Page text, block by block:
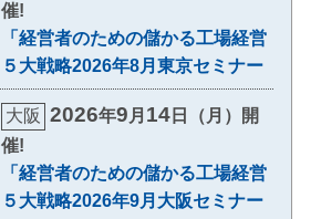
催!
「経営者のための儲かる工場経営
５大戦略2026年8月東京セミナー
大阪 2026年9月 14 日（月）開
催!
「経営者のための儲かる工場経営
５大戦略2026年9月大阪セミナー